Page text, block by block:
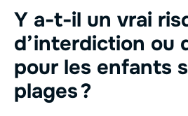
Y a-t-il un vrai
d’interdiction ou
pour les enfants
plages ?